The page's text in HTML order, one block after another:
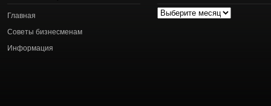
Главная
Советы бизнесменам
Информация
Архив